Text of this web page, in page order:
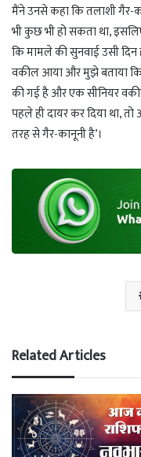
मैंने उनसे कहा कि तलाशी गैर-
भी कुछ भी हो सकता था,
कि मामले की सुनवाई उसी
वकील आया और मुझे बताया
की गई है और एक सीनियर
पहले ही दायर कर दिया था,
तरह से गैर-कानूनी है’।
Related Articles